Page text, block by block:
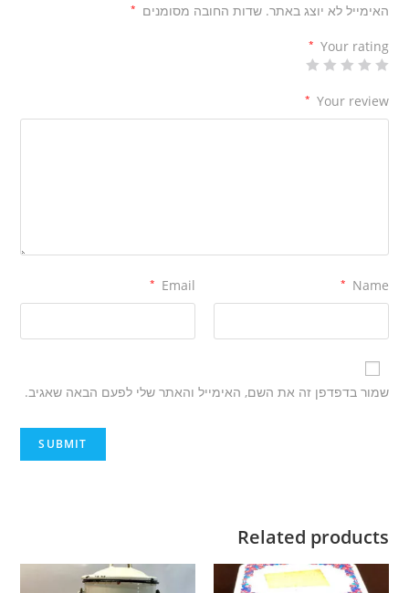
האימייל לא יוצג באתר. שדות החובה מסומנים *
Your rating
*
Your review
*
Name
*
Email
*
שמור בדפדפן זה את השם, האימייל והאתר שלי לפעם הבאה שאגיב.
Related products